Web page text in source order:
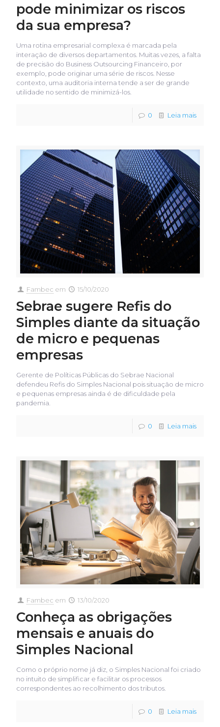
pode minimizar os riscos
da sua empresa?
Uma rotina empresarial complexa é marcada pela
interação de diversos departamentos. Muitas vezes, a falta
de precisão do Business Outsourcing Financeiro, por
exemplo, pode originar uma série de riscos. Nesse
contexto, uma auditoria interna tende a ser de grande
utilidade no sentido de minimizá-los.
0 Leia mais
Fambec em 15/10/2020
Sebrae sugere Refis do
Simples diante da situação
de micro e pequenas
empresas
Gerente de Políticas Públicas do Sebrae Nacional
defendeu Refis do Simples Nacional pois situação de micro
e pequenas empresas ainda é de dificuldade pela
pandemia.
0 Leia mais
Fambec em 13/10/2020
Conheça as obrigações
mensais e anuais do
Simples Nacional
Como o próprio nome já diz, o Simples Nacional foi criado
no intuito de simplificar e facilitar os processos
correspondentes ao recolhimento dos tributos.
0 Leia mais